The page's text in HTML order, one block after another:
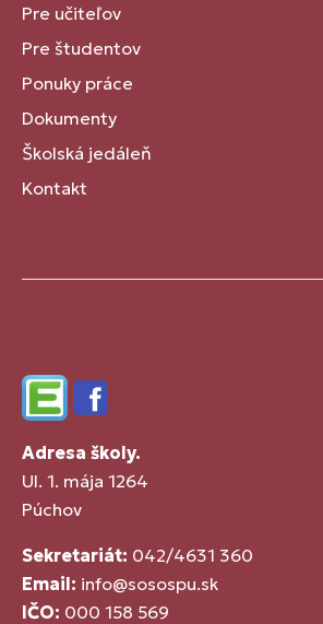
Pre učiteľov
Pre študentov
Ponuky práce
Dokumenty
Školská jedáleň
Kontakt
EdupageFacebook
Adresa školy.
Ul. 1. mája 1264
Púchov
Sekretariát: 042/4631 360
Email: info@sosospu.sk
IČO: 000 158 569